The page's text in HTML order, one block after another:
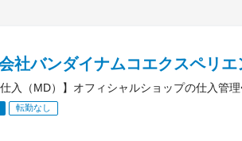
社バンダイナムコエクスペリエ
仕入（MD）】オフィシャルショップの仕入
転勤なし